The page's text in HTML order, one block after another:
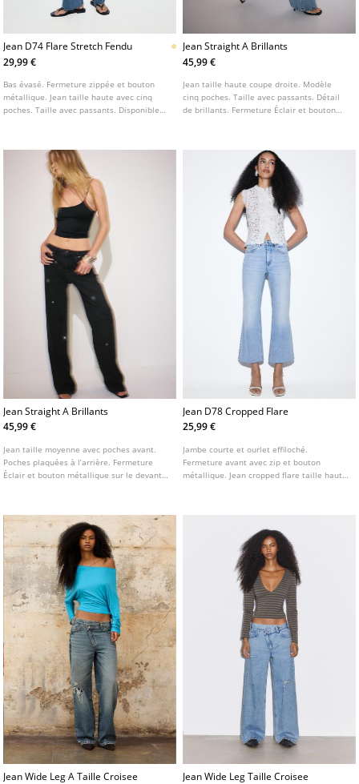
Jean D74 Flare Stretch Fendu
29,99 €
Bas évasé. Fermeture zippée et bouton
métallique. Jean taille haute avec cinq
poches. Taille avec passants. Disponible
Jean Straight A Brillants
45,99 €
Jean taille haute coupe droite. Modèle
cinq poches. Taille avec passants. Détail
de brillants. Fermeture Éclair et bouton
Jean Straight A Brillants
45,99 €
Jean taille moyenne avec poches avant.
Poches plaquées à l’arrière. Fermeture
Éclair et bouton métallique sur le devant.
Jean D78 Cropped Flare
25,99 €
Jambe courte et ourlet effiloché.
Fermeture avant avec zip et bouton
métallique. Jean cropped flare taille haute
Jean Wide Leg A Taille Croisee
Jean Wide Leg Taille Croisee